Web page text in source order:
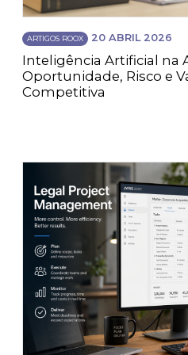
ARTIGOS ROOX 20 ABRIL 2026
Inteligência Artificial na
Oportunidade, Risco e
Competitiva